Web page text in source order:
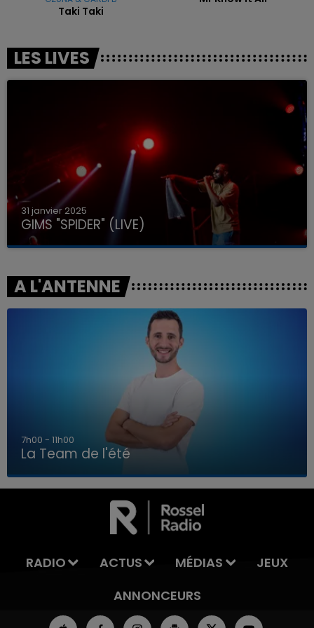
LA TEAM DE L'ÉTÉ
Taki Taki
LES LIVES
31 janvier 2025
GIMS "SPIDER" (LIVE)
A L'ANTENNE
7h00 - 11h00
La Team de l'été
RADIO ACTUS MÉDIAS
JEUX
ANNONCEURS